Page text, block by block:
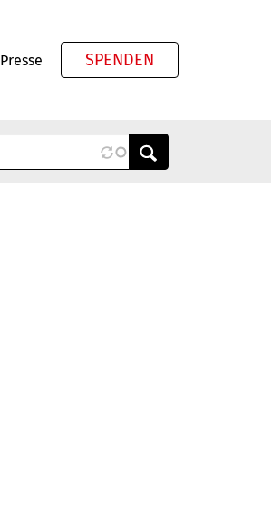
Presse SPENDEN